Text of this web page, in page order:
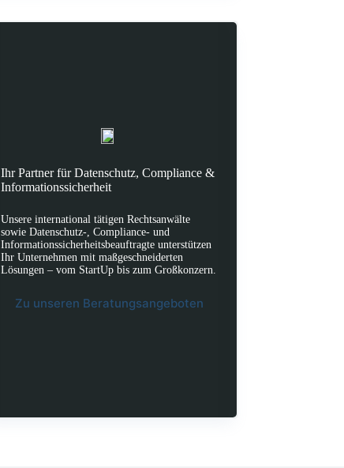
Ihr Partner für Datenschutz, Compliance &
Informationssicherheit
Unsere international tätigen Rechtsanwälte
sowie Datenschutz-, Compliance- und
Informationssicherheitsbeauftragte unterstützen
Ihr Unternehmen mit maßgeschneiderten
Lösungen – vom StartUp bis zum Großkonzern.
Zu unseren Beratungsangeboten